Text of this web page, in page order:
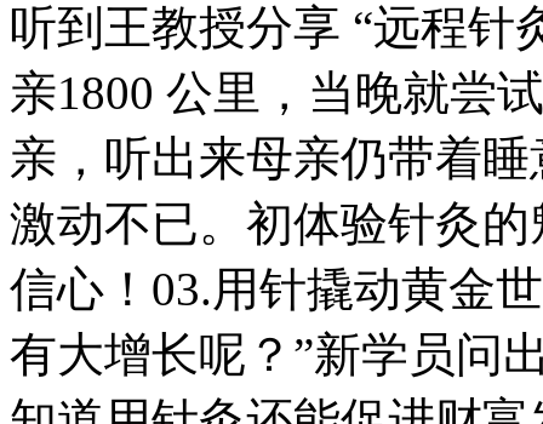
听到王教授分享 “远程针
亲1800 公里，当晚就尝
亲，听出来母亲仍带着
激动不已。初体验针灸
信心！03.用针撬动黄金
有大增长呢？”新学员问